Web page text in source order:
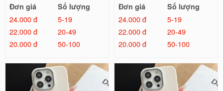
Đơn giá
Số lượng
24.000 đ
5-19
22.000 đ
20-49
20.000 đ
50-100
Đơn giá
Số lượng
24.000 đ
5-19
22.000 đ
20-49
20.000 đ
50-100